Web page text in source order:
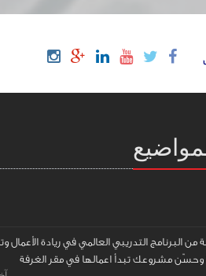
من البرنامج التدريبي العالمي في ريادة الأعمال
وحسّن مشروعك تبدأ اعمالها في مقر الغرفة